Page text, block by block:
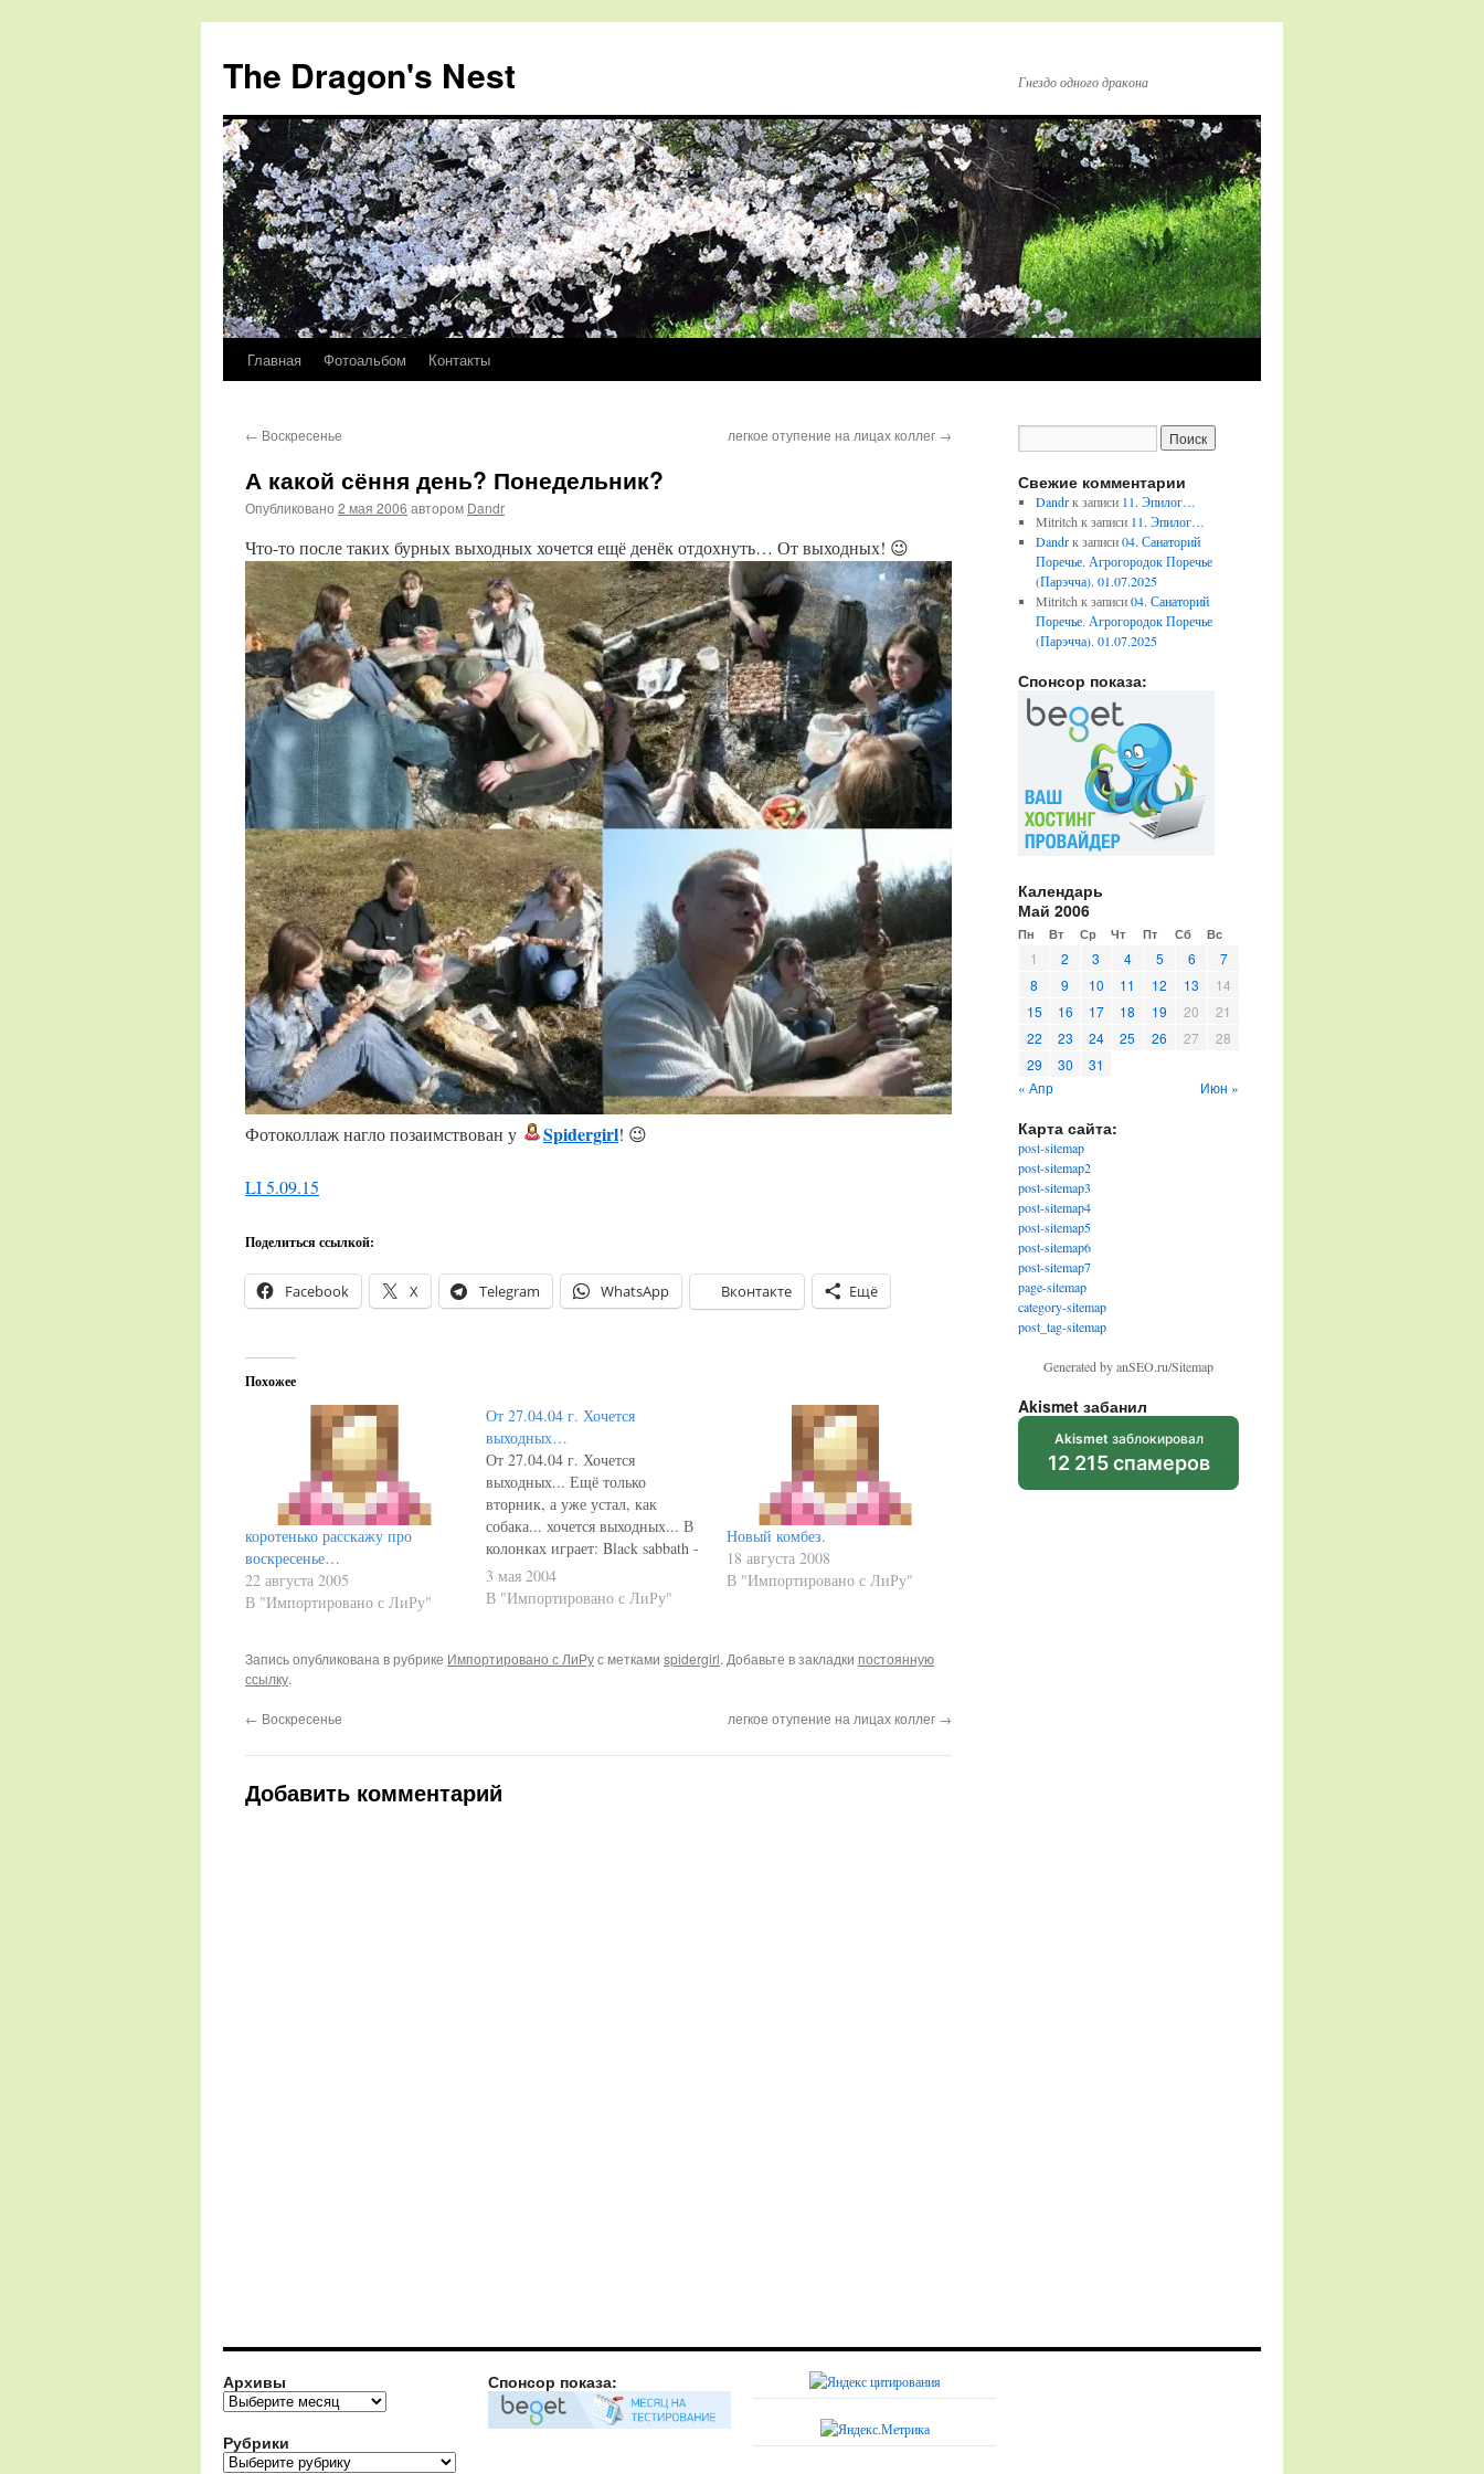
The Dragon's Nest Гнездо одного дракона
Перейти
содержимому
Главная Фотоальбом Контакты
← Воскресенье легкое отупение на лицах коллег →
А какой сёння день? Понедельник?
Опубликовано 2 мая 2006 автором Dandr
Что-то после таких бурных выходных хочется ещё денёк отдохнуть… От выходных! 😉
Фотоколлаж нагло позаимствован у Spidergirl! 😉
LI 5.09.15
Поделиться ссылкой:
Facebook X Telegram WhatsApp Вконтакте Ещё
Похожее
коротенько расскажу про
воскресенье…
22 августа 2005
В "Импортировано с ЛиРу"
От 27.04.04 г. Хочется
выходных…
От 27.04.04 г. Хочется
выходных... Ещё только
вторник, а уже устал, как
собака... хочется выходных... В
колонках играет: Black sabbath -
01 Дорожка 1 Текущее
настроение: LI 3.9.25
3 мая 2004
В "Импортировано с ЛиРу"
Новый комбез.
18 августа 2008
В "Импортировано с ЛиРу"
Запись опубликована в рубрике Импортировано с ЛиРус метками spidergirl. Добавьте в закладки постоянную
ссылку.
← Воскресенье легкое отупение на лицах коллег →
Добавить комментарий
Свежие комментарии
Dandrк записи 11. Эпилог…
Mitritch к записи 11. Эпилог…
Dandrк записи04. Санаторий
Поречье. Агрогородок Поречье
(Парэчча). 01.07.2025
Mitritch к записи04. Санаторий
Поречье. Агрогородок Поречье
(Парэчча). 01.07.2025
Спонсор показа:
Календарь
Май 2006
Пн Вт Ср Чт Пт Сб Вс
1 2 3 4 5 6
7
8
9 10 11 12 13
14
15
16 17 18 19 20
21
22
23 24 25 26 27
28
29
30
31
« Апр
Июн »
Карта сайта:
post-sitemap
post-sitemap2
post-sitemap3
post-sitemap4
post-sitemap5
post-sitemap6
post-sitemap7
page-sitemap
category-sitemap
post_tag-sitemap
Generated by anSEO.ru/Sitemap
Akismet забанил
Akismet заблокировал
12 215 спамеров
Архивы
Архивы
Рубрики
Рубрики
Спонсор показа: